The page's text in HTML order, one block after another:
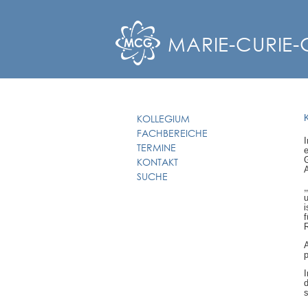
MARIE-
KOLLEGIUM
FACHBEREICHE
TERMINE
KONTAKT
SUCHE
„